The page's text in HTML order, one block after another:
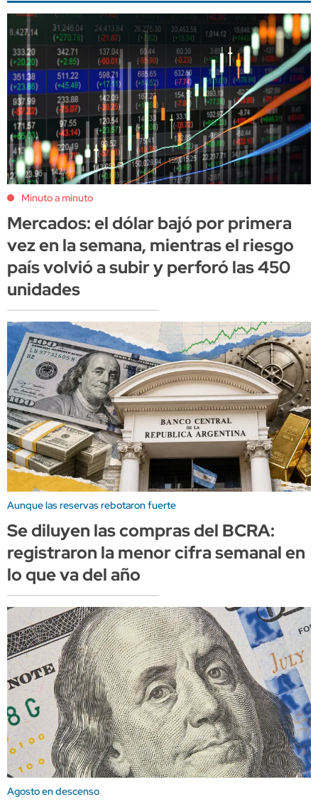
Minuto a minuto
Mercados: el dólar bajó por primera
vez en la semana, mientras el riesgo
país volvió a subir y perforó las 450
unidades
Aunque las reservas rebotaron fuerte
Se diluyen las compras del BCRA:
registraron la menor cifra semanal en
lo que va del año
Agosto en descenso